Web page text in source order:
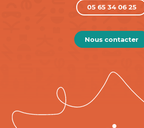
05 65 34 06 25
Nous contacter